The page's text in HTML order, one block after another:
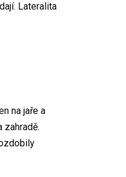
Lateralita
na jaře a